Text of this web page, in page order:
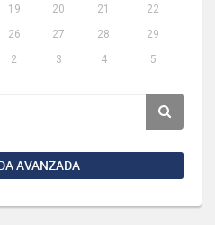
19 20 21
22
26 27 28
29
2 3 4 5
AVANZADA